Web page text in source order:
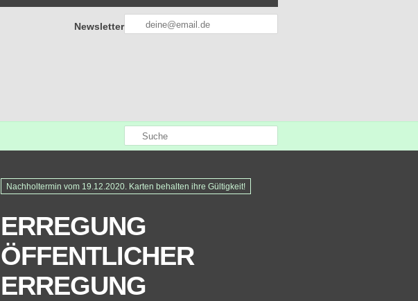
Newsletter
Nachholtermin vom 19.12.2020. Karten behalten ihre Gültigkeit!
ERREGUNG
ÖFFENTLICHER
ERREGUNG